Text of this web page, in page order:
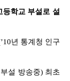
학교 부설로 설
년 통계청 인구
설 방송중) 최초